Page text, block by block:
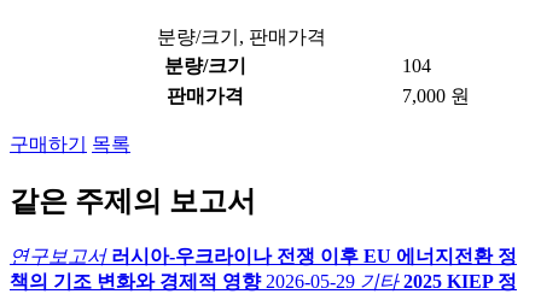
분량/크기, 판매가격
분량/크기
104
판매가격
7,000 원
구매하기 목록
같은 주제의 보고서
연구보고서 러시아-우크라이나 전쟁 이후 EU 에너지전환 정
책의 기조 변화와 경제적 영향 2026-05-29 기타 2025 KIEP 정